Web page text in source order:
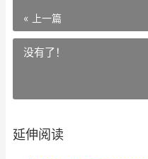
« 上一篇
没有了！
延伸阅读